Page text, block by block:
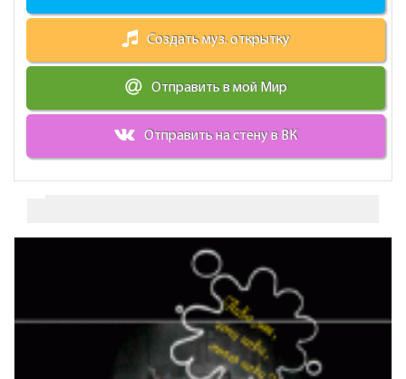
Создать муз. открытку
Отправить в мой Мир
Отправить на стену в ВК